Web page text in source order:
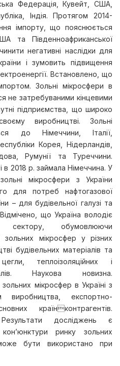
Федерація, Кувейт, США,
Індія. Протягом 2014-
імпорту, що пояснюється
та Південноафриканської
негативні наслідки для
і зумовить підвищення
Встановлено, що
Зольні мікросфери в
не затребуваними кінцевими
підприємства, що широко
виробництві. Зольні
до Німеччини, Італії,
Корея, Нідерландів,
Румунії та Туреччини.
в 2018 р. займала Німеччина. У
мікросфери з України
для потреб нафтогазової
– для будівельної галузі та
що Україна володіє
сектору, обумовлюючи
зольних мікросфер у різних
будівельних матеріалів та
теплоізоляційних і
Наукова новизна.
мікросфер в Україні з
виробництва, експортно-
країнконтрагентів.
досліджень є
ринку зольних
бути використано при